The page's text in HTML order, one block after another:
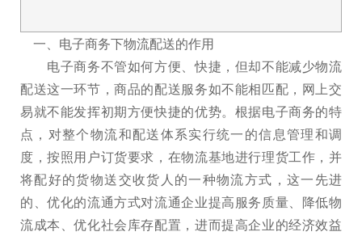
一、电子商务下物流配送的作用
电子商务不管如何方便、快捷，但却不能减少物流
配送这一环节，商品的配送服务如不能相匹配，网上交
易就不能发挥初期方便快捷的优势。根据电子商务的特
点，对整个物流和配送体系实行统一的信息管理和调
度，按照用户订货要求，在物流基地进行理货工作，并
将配好的货物送交收货人的一种物流方式，这一先进
的、优化的流通方式对流通企业提高服务质量、降低物
流成本、优化社会库存配置，进而提高企业的经济效益